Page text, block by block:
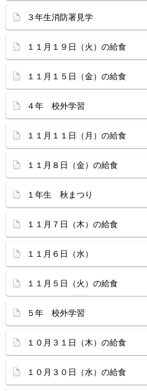
３年生消防署見学
１１月１９日（火）の給食
１１月１５日（金）の給食
４年 校外学習
１１月１１日（月）の給食
１１月８日（金）の給食
１年生 秋まつり
１１月７日（木）の給食
１１月６日（水）
１１月５日（火）の給食
５年 校外学習
１０月３１日（木）の給食
１０月３０日（水）の給食